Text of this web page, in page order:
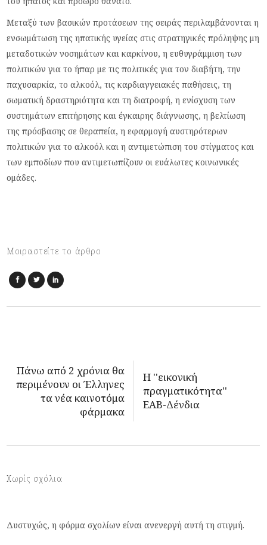
Μεταξύ των βασικών προτάσεων της σειράς περιλαμβάνονται η
ενσωμάτωση της ηπατικής υγείας στις στρατηγικές πρόληψης μη
μεταδοτικών νοσημάτων και καρκίνου, η ευθυγράμμιση των
πολιτικών για το ήπαρ με τις πολιτικές για τον διαβήτη, την
παχυσαρκία, το αλκοόλ, τις καρδιαγγειακές παθήσεις, τη
σωματική δραστηριότητα και τη διατροφή, η ενίσχυση των
συστημάτων επιτήρησης και έγκαιρης διάγνωσης, η βελτίωση
της πρόσβασης σε θεραπεία, η εφαρμογή αυστηρότερων
πολιτικών για το αλκοόλ και η αντιμετώπιση του στίγματος και
των εμποδίων που αντιμετωπίζουν οι ευάλωτες κοινωνικές
ομάδες.
Μοιραστείτε το άρθρο
Πάνω από 2 χρόνια θα
περιμένουν οι Έλληνες
τα νέα καινοτόμα
φάρμακα
Η ''εικονική
πραγματικότητα''
ΕΑΒ-Δένδια
Χωρίς σχόλια
Δυστυχώς, η φόρμα σχολίων είναι ανενεργή αυτή τη στιγμή.